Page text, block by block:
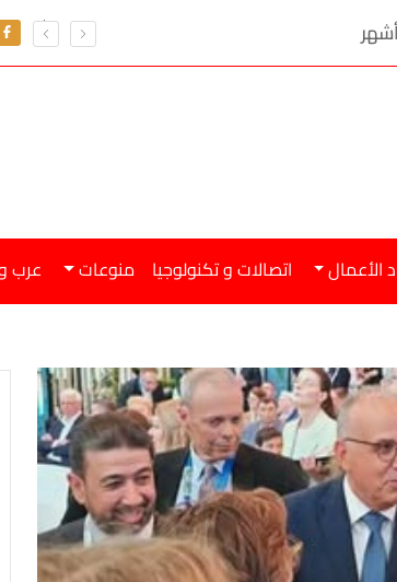
تعرف على سعر
الأعمال اتصالات و تكنولوجيا منوعات عرب